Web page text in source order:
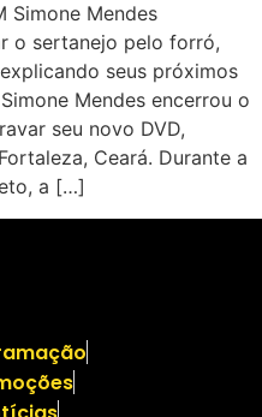
Simone Mendes
o sertanejo pelo forró,
seus próximos
Mendes encerrou o
seu novo DVD,
Ceará. Durante a
a […]